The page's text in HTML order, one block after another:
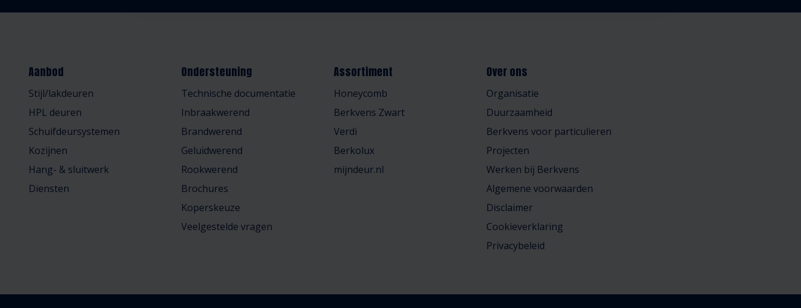
Aanbod
Stijl/lakdeuren
HPL deuren
Schuifdeursystemen
Kozijnen
Hang- & sluitwerk
Diensten
Ondersteuning
Technische documentatie
Inbraakwerend
Brandwerend
Geluidwerend
Rookwerend
Brochures
Koperskeuze
Veelgestelde vragen
Assortiment
Honeycomb
Berkvens Zwart
Verdi
Berkolux
mijndeur.nl
Over ons
Organisatie
Duurzaamheid
Berkvens voor particulieren
Projecten
Werken bij Berkvens
Algemene voorwaarden
Disclaimer
Cookieverklaring
Privacybeleid